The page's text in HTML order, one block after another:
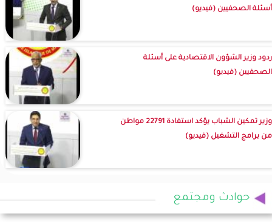
أسئلة الصحفيين (فيديو)
ردود وزير الشؤون الاقتصادية على أسئلة
الصحفيين (فيديو)
وزير تمكين الشباب يؤكد استفادة 22791 مواطن
من برامج التشغيل (فيديو)
حوادث ومجتمع